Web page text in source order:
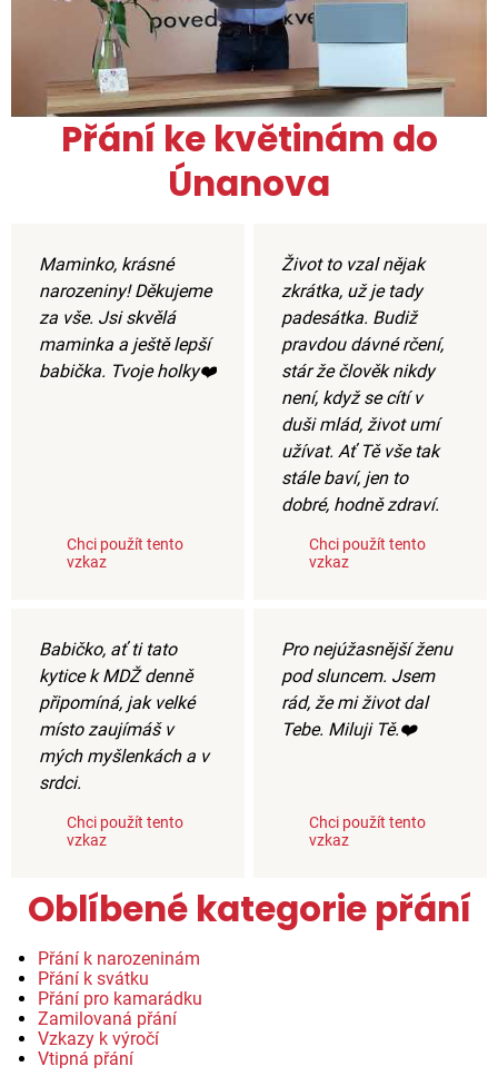
Přání ke květinám do
Únanova
Maminko, krásné
narozeniny! Děkujeme
za vše. Jsi skvělá
maminka a ještě lepší
babička. Tvoje holky❤️
Chci použít tento
vzkaz
Život to vzal nějak
zkrátka, už je tady
padesátka. Budiž
pravdou dávné rčení,
stár že člověk nikdy
není, když se cítí v
duši mlád, život umí
užívat. Ať Tě vše tak
stále baví, jen to
dobré, hodně zdraví.
Chci použít tento
vzkaz
Babičko, ať ti tato
kytice k MDŽ denně
připomíná, jak velké
místo zaujímáš v
mých myšlenkách a v
srdci.
Chci použít tento
vzkaz
Pro nejúžasnější ženu
pod sluncem. Jsem
rád, že mi život dal
Tebe. Miluji Tě.❤️
Chci použít tento
vzkaz
Oblíbené kategorie přání
Přání k narozeninám
Přání k svátku
Přání pro kamarádku
Zamilovaná přání
Vzkazy k výročí
Vtipná přání